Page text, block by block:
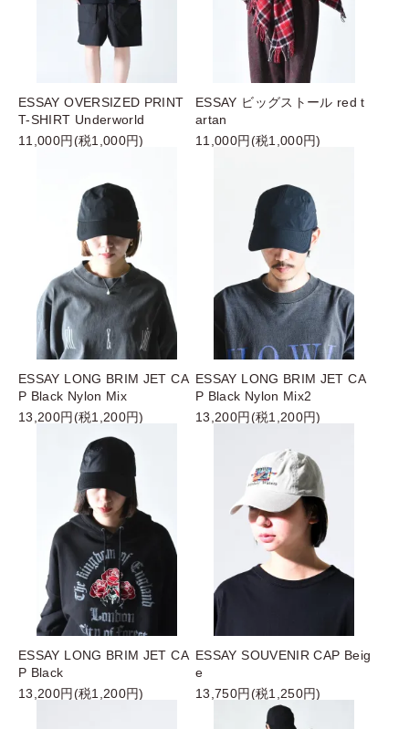
ESSAY OVERSIZED PRINT
T-SHIRT Underworld
11,000円(税1,000円)
ESSAY ビッグストール red t
artan
11,000円(税1,000円)
ESSAY LONG BRIM JET CA
P Black Nylon Mix
13,200円(税1,200円)
ESSAY LONG BRIM JET CA
P Black Nylon Mix2
13,200円(税1,200円)
ESSAY LONG BRIM JET CA
P Black
13,200円(税1,200円)
ESSAY SOUVENIR CAP Beig
e
13,750円(税1,250円)